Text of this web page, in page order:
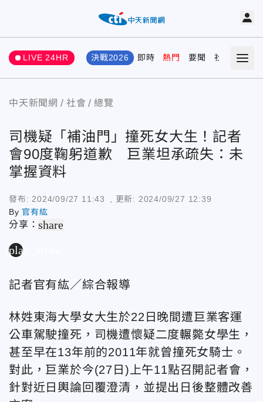
LIVE 24HR 決戰2026 即時 熱門 要聞 社會 娛樂
中天新聞網 社會 總覽
司機疑「補油門」撞死女大生！記者
會90度鞠躬道歉 巨業坦承疏失：未
掌握資料
發布: 2024/09/27 11:43 , 更新: 2024/09/27 12:39
By 官有紘
分享：share
play_arrow
記者官有紘／綜合報導
林姓東海大學女大生於22日晚間遭巨業客運
公車駕駛撞死，司機遭懷疑二度輾斃女學生，
甚至早在13年前的2011年就曾撞死女騎士。
對此，巨業於今(27日)上午11點召開記者會，
針對近日輿論回覆澄清，並提出日後整體改善